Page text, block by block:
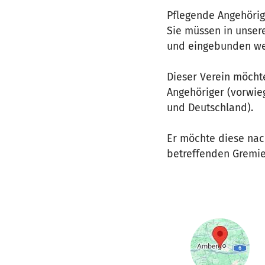
Pflegende
Sie müssen in
und eingebunden
Dieser Verein
Angehöriger
und Deutschland).
Er möchte diese
betreffenden